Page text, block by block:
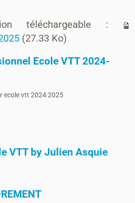
téléchargeable :
(27.33 Ko)
Ecole VTT 2024-
ecole vtt 2024 2025
VTT by Julien Asquie